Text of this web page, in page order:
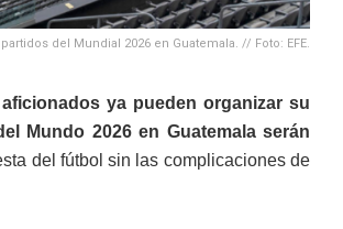
del Mundial 2026 en Guatemala. // Foto: EFE.
ya pueden organizar su
Mundo 2026 en Guatemala serán
del fútbol sin las complicaciones de